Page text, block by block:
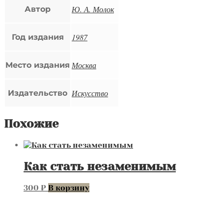
Автор Ю. А. Молок
Год издания 1987
Место издания Москва
Издательство Искусство
Похожие
Как стать незаменимым
300 ₽ В корзину